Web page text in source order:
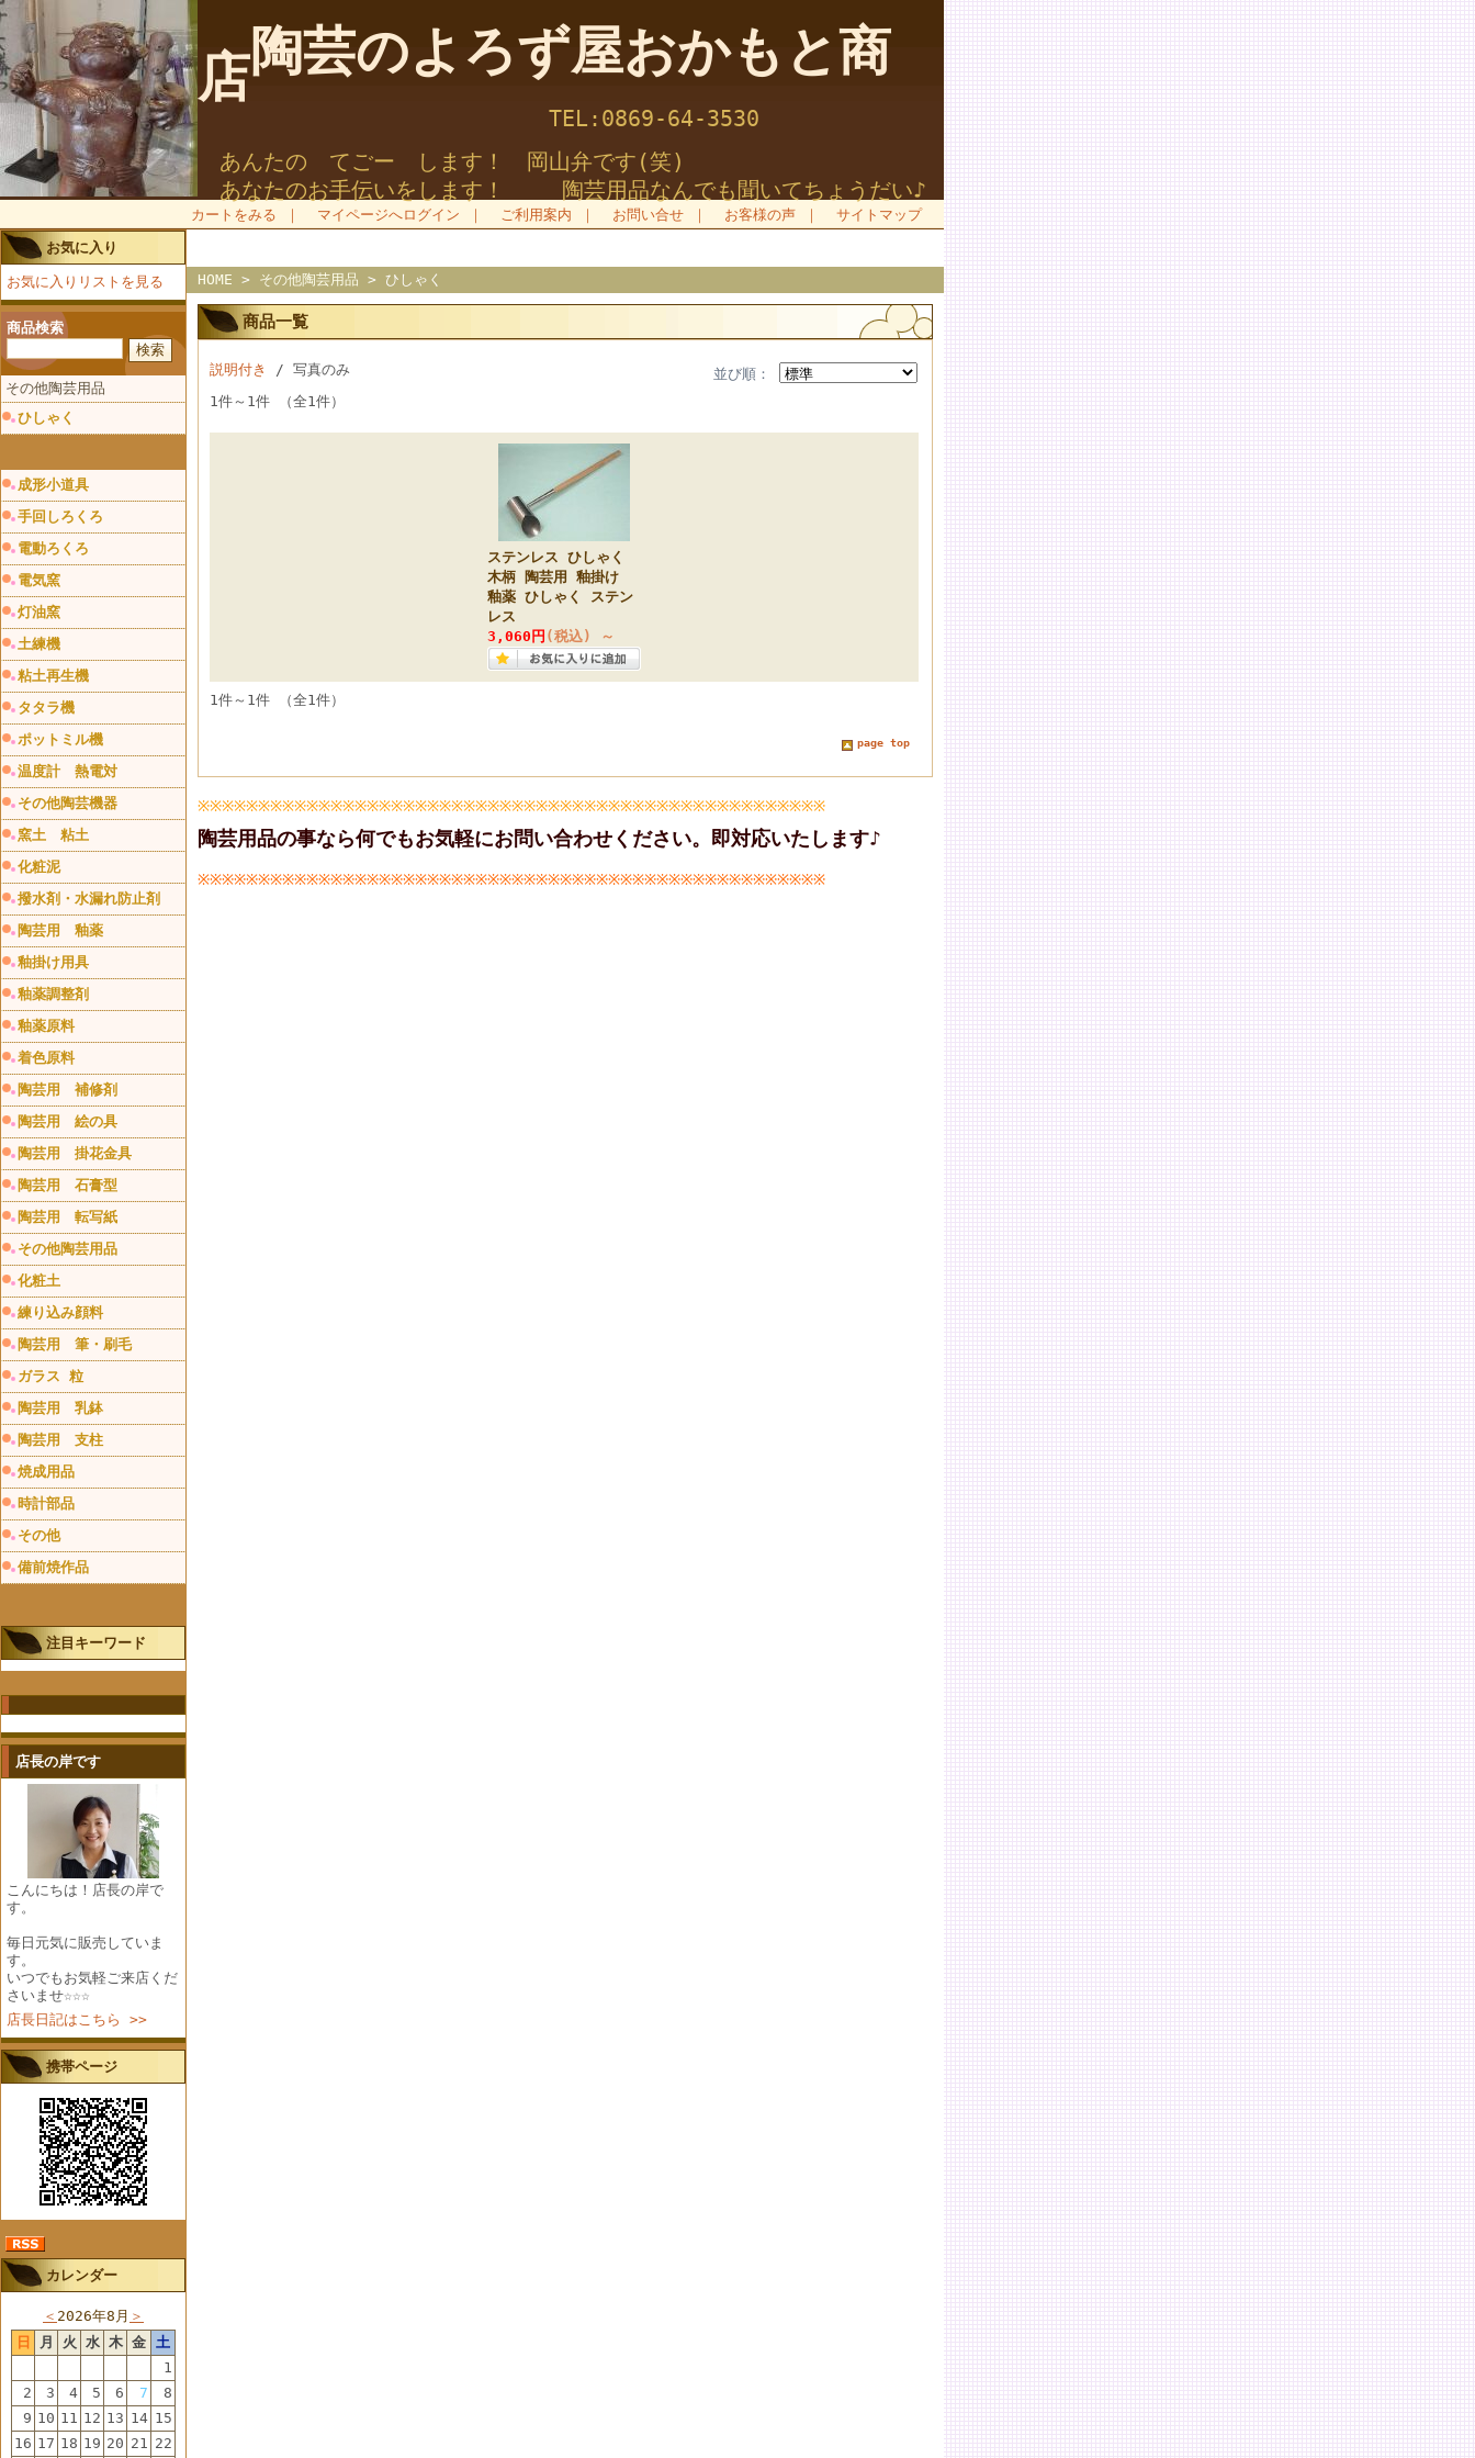
陶芸のよろず屋おかもと商
店
TEL:0869-64-3530
あんたの てごー します！ 岡山弁です(笑)
あなたのお手伝いをします！ 陶芸用品なんでも聞いてちょうだい♪
カートをみる ｜ マイページへログイン ｜ ご利用案内 ｜ お問い合せ ｜ お客様の声 ｜
サイトマップ
お気に入り
お気に入りリストを見る
商品検索
その他陶芸用品
ひしゃく
成形小道具
手回しろくろ
電動ろくろ
電気窯
灯油窯
土練機
粘土再生機
タタラ機
ポットミル機
温度計 熱電対
その他陶芸機器
窯土 粘土
化粧泥
撥水剤・水漏れ防止剤
陶芸用 釉薬
釉掛け用具
釉薬調整剤
釉薬原料
着色原料
陶芸用 補修剤
陶芸用 絵の具
陶芸用 掛花金具
陶芸用 石膏型
陶芸用 転写紙
その他陶芸用品
化粧土
練り込み顔料
陶芸用 筆・刷毛
ガラス 粒
陶芸用 乳鉢
陶芸用 支柱
焼成用品
時計部品
その他
備前焼作品
注目キーワード
店長の岸です
こんにちは！店長の岸で
す。
毎日元気に販売していま
す。
いつでもお気軽ご来店くだ
さいませ☆☆☆
店長日記はこちら >>
携帯ページ
カレンダー
＜ 2026年8月 ＞
日
月 火 水 木 金
土
1
2
3 4 5 6 7
8
9 10 11 12 13 14 15
16 17 18 19 20 21
22
HOME > その他陶芸用品 > ひしゃく
商品一覧
並び順：
説明付き
/ 写真のみ
1件～1件 （全1件）
ステンレス ひしゃく
木柄 陶芸用 釉掛け
釉薬 ひしゃく ステン
レス
3,060円 (税込) ～
1件～1件 （全1件）
page top
※※※※※※※※※※※※※※※※※※※※※※※※※※※※※※※※※※※※※※※※※※※※※※※※※※※※
陶芸用品の事なら何でもお気軽にお問い合わせください。即対応いたします♪
※※※※※※※※※※※※※※※※※※※※※※※※※※※※※※※※※※※※※※※※※※※※※※※※※※※※